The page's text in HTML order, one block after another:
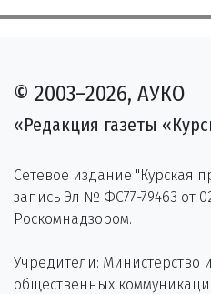
© 2003–2026, АУКО
«Редакция газеты
Сетевое издание "Курская
запись Эл № ФС77-79463 от
Роскомнадзором.
Учредители:
общественных